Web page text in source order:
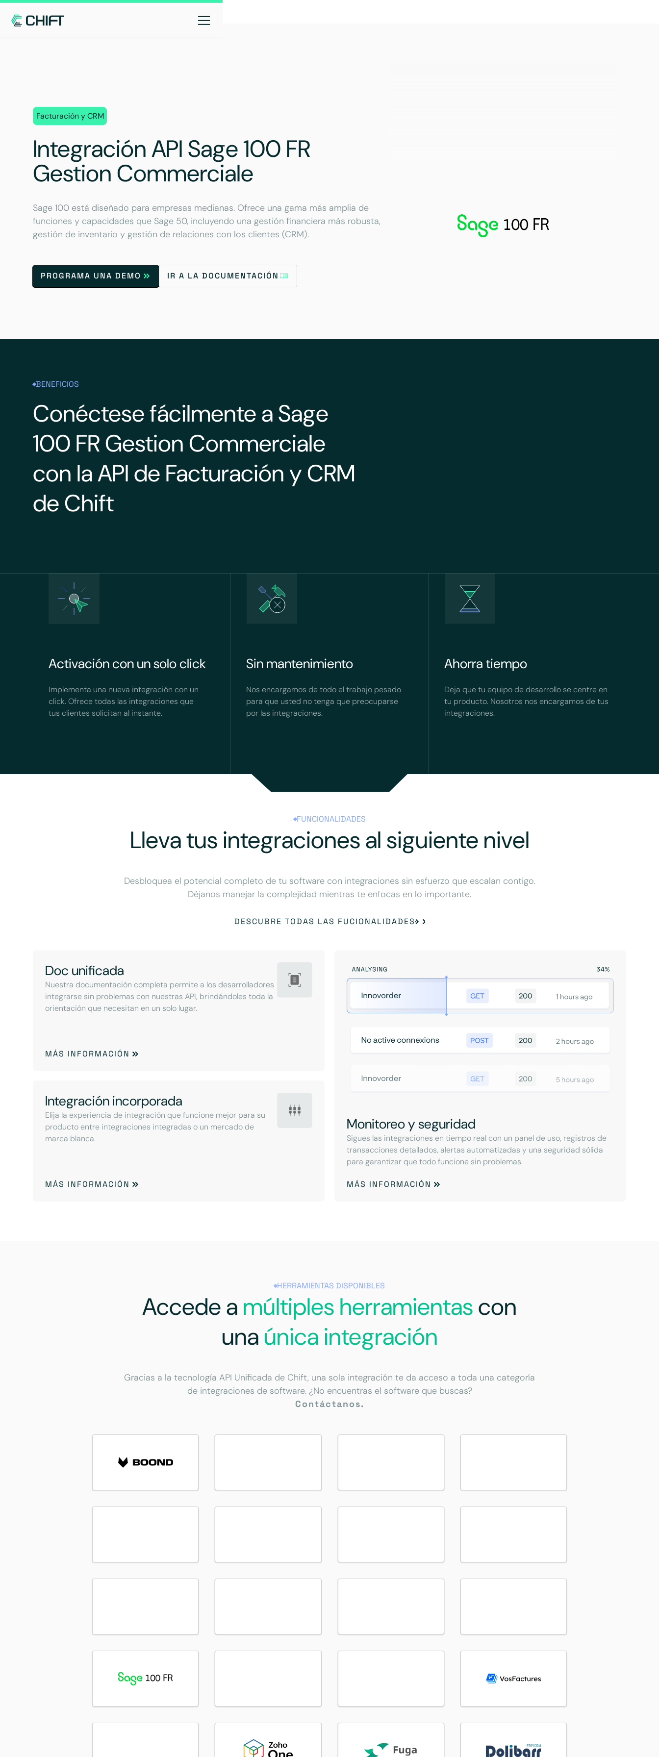
Facturación y CRM
Integración API Sage 100 FR
Gestion Commerciale
Sage 100 está diseñado para empresas medianas. Ofrece una gama más amplia de
funciones y capacidades que Sage 50, incluyendo una gestión financiera más robusta,
gestión de inventario y gestión de relaciones con los clientes (CRM).
PROGRAMA UNA DEMO IR A LA DOCUMENTACIÓN
BENEFICIOS
Conéctese fácilmente a Sage
100 FR Gestion Commerciale
con la API de Facturación y CRM
de Chift
Activación con un solo click
Implementa una nueva integración con un
click. Ofrece todas las integraciones que
tus clientes solicitan al instante.
Sin mantenimiento
Nos encargamos de todo el trabajo pesado
para que usted no tenga que preocuparse
por las integraciones.
Ahorra tiempo
Deja que tu equipo de desarrollo se centre en
tu producto. Nosotros nos encargamos de tus
integraciones.
FUNCIONALIDADES
Lleva tus integraciones al siguiente nivel
Desbloquea el potencial completo de tu software con integraciones sin esfuerzo que escalan contigo.
Déjanos manejar la complejidad mientras te enfocas en lo importante.
DESCUBRE TODAS LAS FUCIONALIDADES
Doc unificada
Nuestra documentación completa permite a los desarrolladores
integrarse sin problemas con nuestras API, brindándoles toda la
orientación que necesitan en un solo lugar.
MÁS INFORMACIÓN
Integración incorporada
Elija la experiencia de integración que funcione mejor para su
producto entre integraciones integradas o un mercado de
marca blanca.
MÁS INFORMACIÓN
Monitoreo y seguridad
Sigues las integraciones en tiempo real con un panel de uso, registros de
transacciones detallados, alertas automatizadas y una seguridad sólida
para garantizar que todo funcione sin problemas.
MÁS INFORMACIÓN
HERRAMIENTAS DISPONIBLES
Accede a múltiples herramientascon
una única integración
Gracias a la tecnología API Unificada de Chift, una sola integración te da acceso a toda una categoría
de integraciones de software. ¿No encuentras el software que buscas?
Contáctanos.